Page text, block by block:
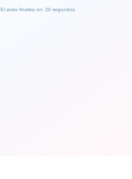
El aviso finaliza en: 19 segundos.